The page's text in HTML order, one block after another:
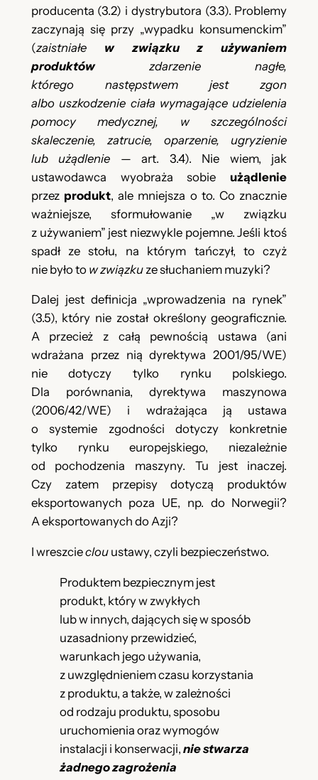
producenta (3.2) i dystrybutora (3.3). Problemy
zaczynają się przy „wypadku konsumenckim”
(zaistniałe w związku z używaniem
produktówzdarzenie nagłe,
którego następstwem jest zgon
albo uszkodzenie ciała wymagające udzielenia
pomocy medycznej, w szczególności
skaleczenie, zatrucie, oparzenie, ugryzienie
lub użądlenie — art. 3.4). Nie wiem, jak
ustawodawca wyobraża sobieużądlenie
przez produkt, ale mniejsza o to. Co znacznie
ważniejsze, sformułowanie „w związku
z używaniem” jest niezwykle pojemne. Jeśli ktoś
spadł ze stołu, na którym tańczył, to czyż
nie było to w związkuze słuchaniem muzyki?
Dalej jest definicja „wprowadzenia na rynek”
(3.5), który nie został określony geograficznie.
A przecież z całą pewnością ustawa (ani
wdrażana przez nią dyrektywa 2001/95/WE)
nie dotyczy tylko rynku polskiego.
Dla porównania, dyrektywa maszynowa
(2006/42/WE) i wdrażająca ją ustawa
o systemie zgodności dotyczy konkretnie
tylko rynku europejskiego, niezależnie
od pochodzenia maszyny. Tu jest inaczej.
Czy zatem przepisy dotyczą produktów
eksportowanych poza UE, np. do Norwegii?
A eksportowanych do Azji?
I wreszcieclouustawy, czyli bezpieczeństwo.
Produktem bezpiecznym jest
produkt, który w zwykłych
lub w innych, dających się w sposób
uzasadniony przewidzieć,
warunkach jego używania,
z uwzględnieniem czasu korzystania
z produktu, a także, w zależności
od rodzaju produktu, sposobu
uruchomienia oraz wymogów
instalacji i konserwacji, nie stwarza
żadnego zagrożenia